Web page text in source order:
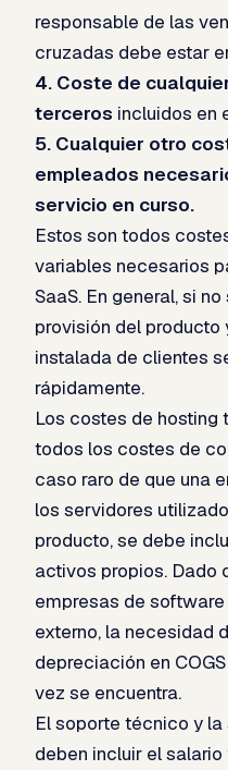
responsable de las
cruzadas debe estar
4. Coste de
terceros incluidos en
5. Cualquier otro
empleados
servicio en curso.
Estos son todos
variables necesarios
SaaS. En general, si
provisión del
instalada de clientes
rápidamente.
Los costes de hosting
todos los costes de
caso raro de que una
los servidores
producto, se debe
activos propios. Dado
empresas de
externo, la necesidad
depreciación en
vez se encuentra.
El soporte técnico y
deben incluir el